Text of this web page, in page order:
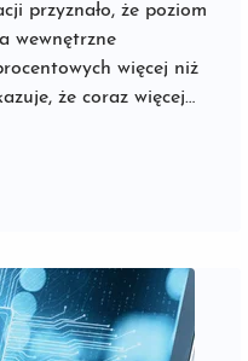
przyznało, że poziom
wewnętrzne
więcej niż
że coraz więcej
skutecznie